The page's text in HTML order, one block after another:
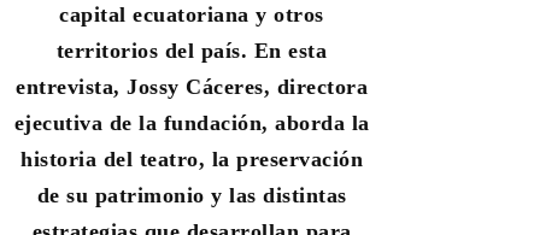
capital ecuatoriana y otros
territorios del país. En esta
entrevista, Jossy Cáceres, directora
ejecutiva de la fundación, aborda la
historia del teatro, la preservación
de su patrimonio y las distintas